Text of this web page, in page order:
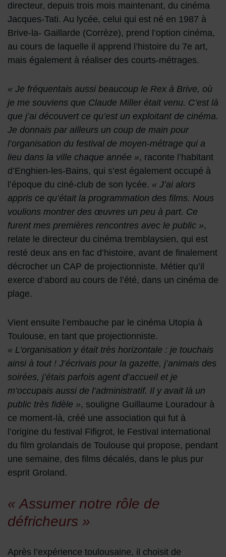
directeur, depuis trois mois maintenant, du cinéma
Jacques-Tati. Au lycée, celui qui est né en 1987 à
Brive-la- Gaillarde (Corrèze), prend l’option cinéma,
au cours de laquelle il apprend l’histoire du 7e art,
mais également à réaliser des courts-métrages.
« Je fréquentais aussi beaucoup le Rex à Brive, où
je me souviens que Claude Miller était venu. C’est là
que j’ai découvert ce qu’est un exploitant de cinéma.
Je donnais par ailleurs un coup de main pour
l’organisation du festival de moyen-métrage qui a
lieu dans la ville chaque année », raconte l’habitant
d’Enghien-les-Bains, qui s’est également occupé à
l’époque du ciné-club de son lycée. « J’ai alors
appris ce qu’était la programmation des films. Nous
voulions montrer des œuvres un peu à part. Ce
furent mes premières rencontres avec le public »,
relate le directeur du cinéma tremblaysien, qui est
resté deux ans en fac d’histoire, avant de finalement
décrocher un CAP de projectionniste. Métier qu’il
exerce d’abord au cours de l’été, dans un cinéma de
plage.
Vient ensuite l’embauche par le cinéma Utopia à
Toulouse, en tant que projectionniste.
« L’organisation y était très horizontale : je touchais
ainsi à tout ! J’écrivais pour la gazette, j’animais des
soirées, j’étais parfois agent d’accueil et je
m’occupais aussi de l’administratif. Il y avait là un
public très fidèle », souligne Guillaume Louradour à
ce moment-là, créé une association qui fut à
l’origine du festival Fifigrot, le Festival international
du film grolandais de Toulouse qui propose, pendant
une semaine, des films décalés, dans le plus pur
esprit Groland.
« Assumer notre rôle de
défricheurs »
Après l’expérience toulousaine, il choisit de